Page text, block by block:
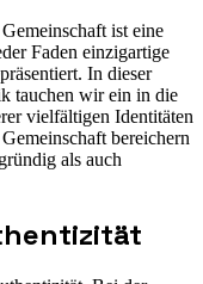
ist eine
Faden einzigartige
In dieser
tauchen wir ein in die
vielfältigen Identitäten
bereichern
als auch